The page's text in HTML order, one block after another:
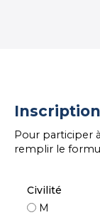
Pour participer
remplir le
Civilité
M